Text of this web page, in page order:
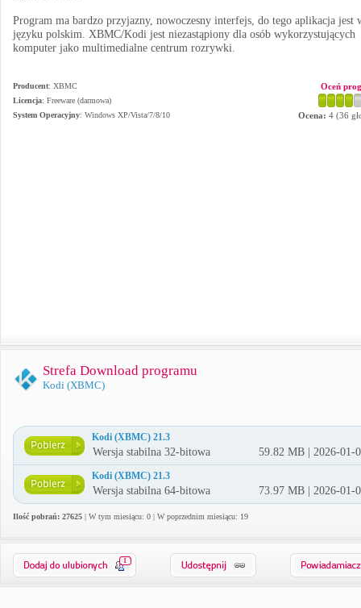
Program ma bardzo przyjazny, nowoczesny interfejs, do tego aplikacja jest
języku polskim. XBMC/Kodi jest niezastąpiony dla osób wykorzystujących
komputer jako multimedialne centrum rozrywki.
Producent: XBMC
Licencja: Freeware (darmowa)
System Operacyjny: Windows XP/Vista/7/8/10
Oceń
Ocena: 4 (36
Strefa Download programu
Kodi (XBMC)
Kodi (XBMC) 21.3
Wersja stabilna 32-bitowa 59.82 MB | 2026-01-
Kodi (XBMC) 21.3
Wersja stabilna 64-bitowa 73.97 MB | 2026-01-
Ilość pobrań: 27625 | W tym miesiącu: 0 | W poprzednim miesiącu: 19
1